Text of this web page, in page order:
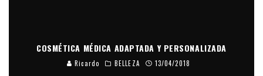
COSMÉTICA MÉDICA ADAPTADA Y PERSONALIZADA
Ricardo BELLEZA 13/04/2018